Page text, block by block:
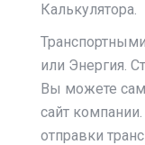
Калькулятора.
или Энергия.
Вы можете
сайт
отправки